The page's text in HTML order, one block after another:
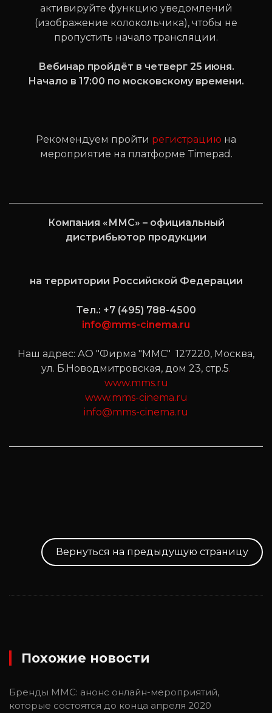
активируйте функцию уведомлений
(изображение колокольчика), чтобы не
пропустить начало трансляции.
Вебинар пройдёт в четверг 25 июня.
Начало в 17:00 по московскому времени.
Рекомендуем пройти регистрацию на
мероприятие на платформе Timepad.
Компания «ММС» – официальный
дистрибьютор продукции
на территории Российской Федерации
Тел.: +7 (495) 788-4500
info@mms-cinema.ru
Наш адрес: АО "Фирма "ММС" 127220, Москва,
ул. Б.Новодмитровская, дом 23, стр.5.
www.mms.ru
www.mms-cinema.ru
info@mms-cinema.ru
Вернуться на предыдущую страницу
Похожие новости
Бренды MMC: анонс онлайн-мероприятий,
которые состоятся до конца апреля 2020